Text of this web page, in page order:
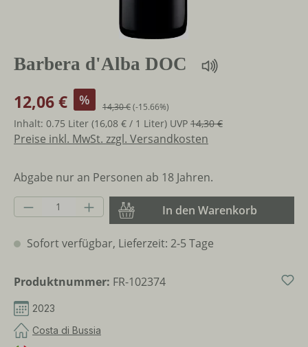
Barbera d'Alba DOC
12,06 € % 14,30 €(-15.66%)
Inhalt: 0.75 Liter (16,08 € / 1 Liter) UVP 14,30 €
Preise inkl. MwSt. zzgl. Versandkosten
Abgabe nur an Personen ab 18 Jahren.
Produkt Anzahl: Gib den gewünschten
In den Warenkorb
Sofort verfügbar, Lieferzeit: 2-5 Tage
Produktnummer: FR-102374
2023
Costa di Bussia